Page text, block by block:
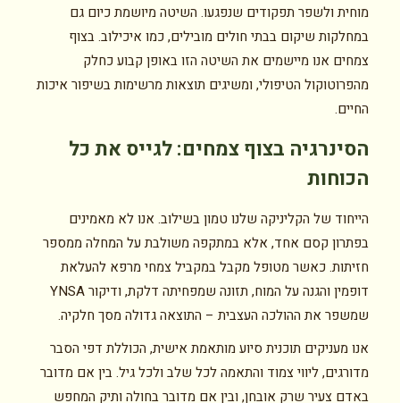
מוחית ולשפר תפקודים שנפגעו. השיטה מיושמת כיום גם
במחלקות שיקום בבתי חולים מובילים, כמו איכילוב. בצוף
צמחים אנו מיישמים את השיטה הזו באופן קבוע כחלק
מהפרוטוקול הטיפולי, ומשיגים תוצאות מרשימות בשיפור איכות
החיים.
הסינרגיה בצוף צמחים: לגייס את כל
הכוחות
הייחוד של הקליניקה שלנו טמון בשילוב. אנו לא מאמינים
בפתרון קסם אחד, אלא במתקפה משולבת על המחלה ממספר
חזיתות. כאשר מטופל מקבל במקביל צמחי מרפא להעלאת
דופמין והגנה על המוח, תזונה שמפחיתה דלקת, ודיקור YNSA
שמשפר את ההולכה העצבית – התוצאה גדולה מסך חלקיה.
אנו מעניקים תוכנית סיוע מותאמת אישית, הכוללת דפי הסבר
מדורגים, ליווי צמוד והתאמה לכל שלב ולכל גיל. בין אם מדובר
באדם צעיר שרק אובחן, ובין אם מדובר בחולה ותיק המחפש